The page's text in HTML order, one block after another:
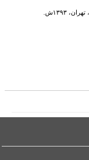
۱۳۹۳ش.